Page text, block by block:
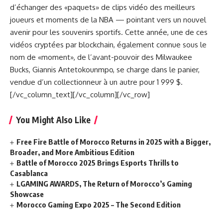
d’échanger des «paquets» de clips vidéo des meilleurs
joueurs et moments de la NBA — pointant vers un nouvel
avenir pour les souvenirs sportifs. Cette année, une de ces
vidéos cryptées par blockchain, également connue sous le
nom de «moment», de l’avant-pouvoir des Milwaukee
Bucks, Giannis Antetokounmpo, se charge dans le panier,
vendue d’un collectionneur à un autre pour 1 999 $.
[/vc_column_text][/vc_column][/vc_row]
You Might Also Like
Free Fire Battle of Morocco Returns in 2025 with a Bigger,
Broader, and More Ambitious Edition
Battle of Morocco 2025 Brings Esports Thrills to
Casablanca
LGAMING AWARDS, The Return of Morocco’s Gaming
Showcase
Morocco Gaming Expo 2025 – The Second Edition